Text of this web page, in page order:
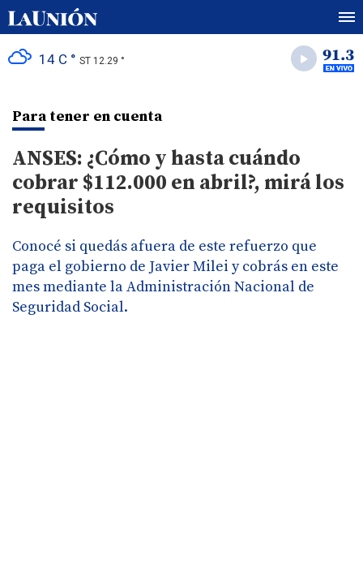
14 C ° ST 12.29 °
Para tener en cuenta
ANSES: ¿Cómo y hasta cuándo
cobrar $112.000 en abril?, mirá los
requisitos
Conocé si quedás afuera de este refuerzo que
paga el gobierno de Javier Milei y cobrás en este
mes mediante la Administración Nacional de
Seguridad Social.